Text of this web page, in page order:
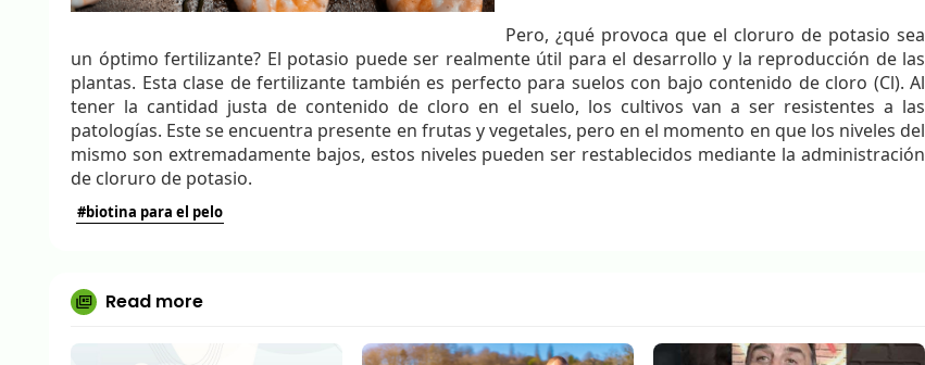
Pero, ¿qué provoca que el cloruro de potasio sea
un óptimo fertilizante? El potasio puede ser realmente útil para el desarrollo y la reproducción de las
plantas. Esta clase de fertilizante también es perfecto para suelos con bajo contenido de cloro (Cl). Al
tener la cantidad justa de contenido de cloro en el suelo, los cultivos van a ser resistentes a las
patologías. Este se encuentra presente en frutas y vegetales, pero en el momento en que los niveles del
mismo son extremadamente bajos, estos niveles pueden ser restablecidos mediante la administración
de cloruro de potasio.
#biotina para el pelo
Read more